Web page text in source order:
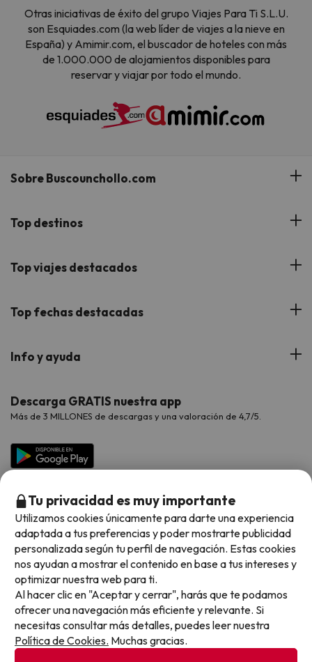
Otras iniciativas de éxito del grupo Viajes Para Ti S.L.U.
son Esquiades.com (la web líder de viajes a la nieve en
España) y Amimir.com, el buscador de hoteles con más
de 1.000.000 de alojamientos disponibles para
reservar y viajar por todo el mundo.
Sobre Buscounchollo.com
¿Quiénes somos?
Buscounchollo en los medios
Proveedores
Viajes para grupos
Top destinos
Hoteles Andalucía
Hoteles Cataluña
Hoteles Galicia
Hoteles Salou
Top viajes destacados
Viajes con Niños
Viajes de Novios
Chollos con Todo Incluido
Chollos en la playa
Hoteles con toboganes
Selección de la Newsletter
Los favoritos de nuestros clientes
Top fechas destacadas
Verano
Vacaciones en Agosto
Vacaciones en Octubre
Vacaciones en Noviembre
Info y ayuda
Contáctanos
Preguntas frecuentes
Descarga GRATIS nuestra app
Más de 3 MILLONES de descargas y una valoración de 4,7/5.
Métodos de pago disponibles
Condiciones generales
Tu privacidad es muy importante
Utilizamos cookies únicamente para darte una experiencia
adaptada a tus preferencias y poder mostrarte publicidad
personalizada según tu perfil de navegación. Estas cookies
nos ayudan a mostrar el contenido en base a tus intereses y
optimizar nuestra web para ti.
Al hacer clic en "Aceptar y cerrar", harás que te podamos
ofrecer una navegación más eficiente y relevante. Si
necesitas consultar más detalles, puedes leer nuestra
Política de Cookies. Muchas gracias.